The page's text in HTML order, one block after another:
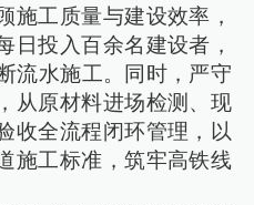
施工质量与建设效率，
日投入百余名建设者，
流水施工。同时，严守
从原材料进场检测、现
收全流程闭环管理，以
施工标准，筑牢高铁线